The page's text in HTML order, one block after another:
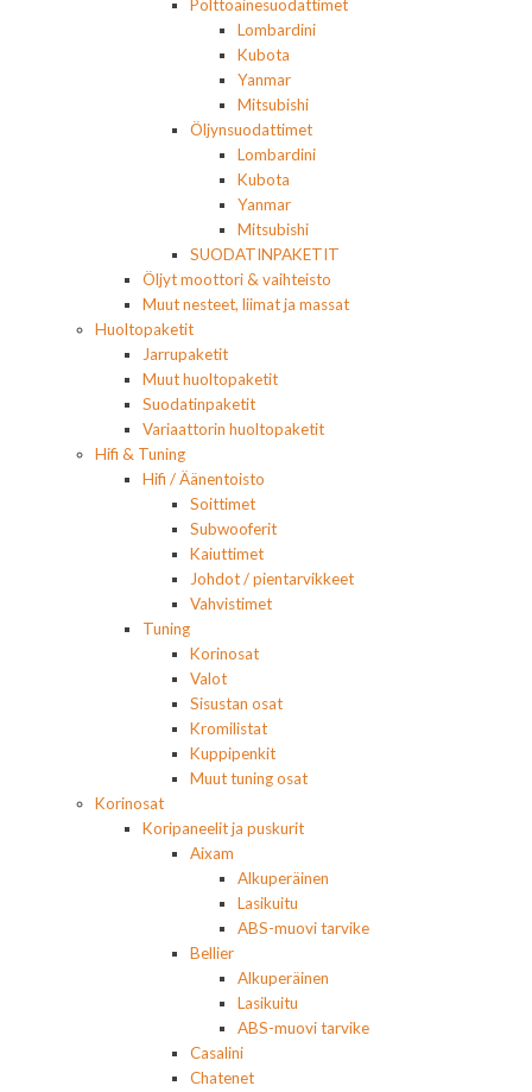
Polttoainesuodattimet
Lombardini
Kubota
Yanmar
Mitsubishi
Öljynsuodattimet
Lombardini
Kubota
Yanmar
Mitsubishi
SUODATINPAKETIT
Öljyt moottori & vaihteisto
Muut nesteet, liimat ja massat
Huoltopaketit
Jarrupaketit
Muut huoltopaketit
Suodatinpaketit
Variaattorin huoltopaketit
Hifi & Tuning
Hifi / Äänentoisto
Soittimet
Subwooferit
Kaiuttimet
Johdot / pientarvikkeet
Vahvistimet
Tuning
Korinosat
Valot
Sisustan osat
Kromilistat
Kuppipenkit
Muut tuning osat
Korinosat
Koripaneelit ja puskurit
Aixam
Alkuperäinen
Lasikuitu
ABS-muovi tarvike
Bellier
Alkuperäinen
Lasikuitu
ABS-muovi tarvike
Casalini
Chatenet